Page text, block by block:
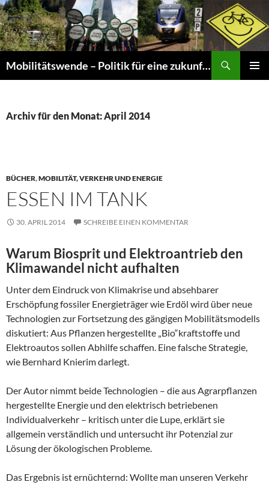
Mobilitätswende – Politik für eine zukunftsfähige Mobilität
Archiv für den Monat: April 2014
BÜCHER,MOBILITÄT, VERKEHR UND ENERGIE
ESSEN IM TANK
30. APRIL 2014 SCHREIBE EINEN KOMMENTAR
Warum Biosprit und Elektroantrieb den
Klimawandel nicht aufhalten
Unter dem Eindruck von Klimakrise und absehbarer
Erschöpfung fossiler Energieträger wie Erdöl wird über neue
Technologien zur Fortsetzung des gängigen Mobilitätsmodells
diskutiert: Aus Pflanzen hergestellte „Bio“kraftstoffe und
Elektroautos sollen Abhilfe schaffen. Eine falsche Strategie,
wie Bernhard Knierim darlegt.
Der Autor nimmt beide Technologien – die aus Agrarpflanzen
hergestellte Energie und den elektrisch betriebenen
Individualverkehr – kritisch unter die Lupe, erklärt sie
allgemein verständlich und untersucht ihr Potenzial zur
Lösung der ökologischen Probleme.
Das Ergebnis ist ernüchternd: Wollte man unseren Verkehr